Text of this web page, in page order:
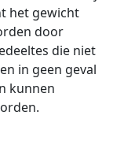
het gewicht
door
die niet
in geen geval
kunnen